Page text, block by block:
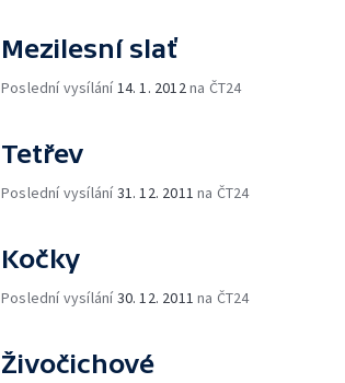
Mezilesní slať
Poslední vysílání 14. 1. 2012 na ČT24
Tetřev
Poslední vysílání31. 12. 2011 na ČT24
Kočky
Poslední vysílání30. 12. 2011 na ČT24
Živočichové